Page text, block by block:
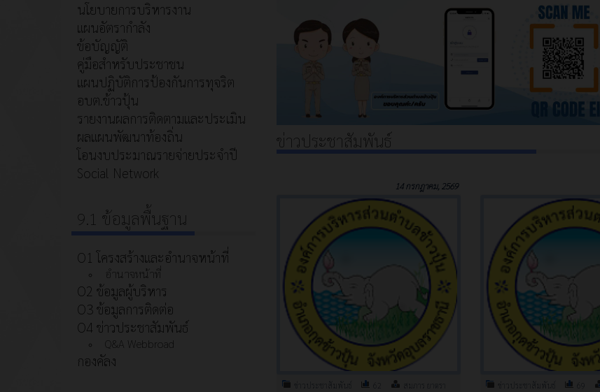
ข่าวประชาสัมพันธ์
14 กรกฎาคม, 2569
ข่าวประชาสัมพันธ์ 62 สมภาร ยาตรา ข่าวประชาสัมพันธ์
นโยบายการบริหารงาน
แผนอัตรากำลัง
ข้อบัญญัติ
คู่มือสำหรับประชาชน
แผนปฏิบัติการป้องกันการทุจริต
อบต.ข้าวปุ้น
รายงานผลการติดตามและประเมิน
ผลแผนพัฒนาท้องถิ่น
โอนงบประมาณรายจ่ายประจำปี
Social Network
9.1 ข้อมูลพื้นฐาน
O1 โครงสร้างและอำนาจหน้าที่
อำนาจหน้าที่
O2 ข้อมูลผู้บริหาร
O3 ข้อมูลการติดต่อ
O4 ข่าวประชาสัมพันธ์
Q&A Webbroad
กองคัลง